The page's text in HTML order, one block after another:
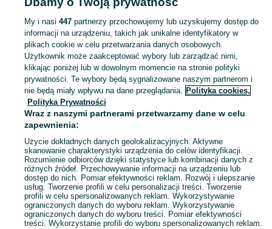
Strona główna Łódzkie Rybnik
KATEGORIA
Skorzystaj z największego serwisu ogłoszeniowego - Rybnik i okolice! Kupuj to, czego pragniesz i sprzedawaj to, czego już nie potrzebujesz! Zobacz
Mapa kategorii
Mapa miejscowości
Mapa ministron
Popularne wyszukiwania
My i nasi 447partnerzy przechowujemy lub uzyskujemy dostęp do
informacji na urządzeniu, takich jak unikalne identyfikatory w
plikach cookie w celu przetwarzania danych osobowych.
Użytkownik może zaakceptować wybory lub zarządzać nimi,
klikając poniżej lub w dowolnym momencie na stronie polityki
prywatności. Te wybory będą sygnalizowane naszym partnerom i
nie będą miały wpływu na dane przeglądania. Polityka cookies,
Polityka Prywatności
Wraz z naszymi partnerami przetwarzamy dane w celu
zapewnienia:
Użycie dokładnych danych geolokalizacyjnych. Aktywne
skanowanie charakterystyki urządzenia do celów identyfikacji.
Rozumienie odbiorców dzięki statystyce lub kombinacji danych z
różnych źródeł. Przechowywanie informacji na urządzeniu lub
dostęp do nich. Pomiar efektywności reklam. Rozwój i ulepszanie
usług. Tworzenie profili w celu personalizacji treści. Tworzenie
profili w celu spersonalizowanych reklam. Wykorzystywanie
ograniczonych danych do wyboru reklam. Wykorzystywanie
ograniczonych danych do wyboru treści. Pomiar efektywności
treści. Wykorzystanie profili do wyboru spersonalizowanych reklam.